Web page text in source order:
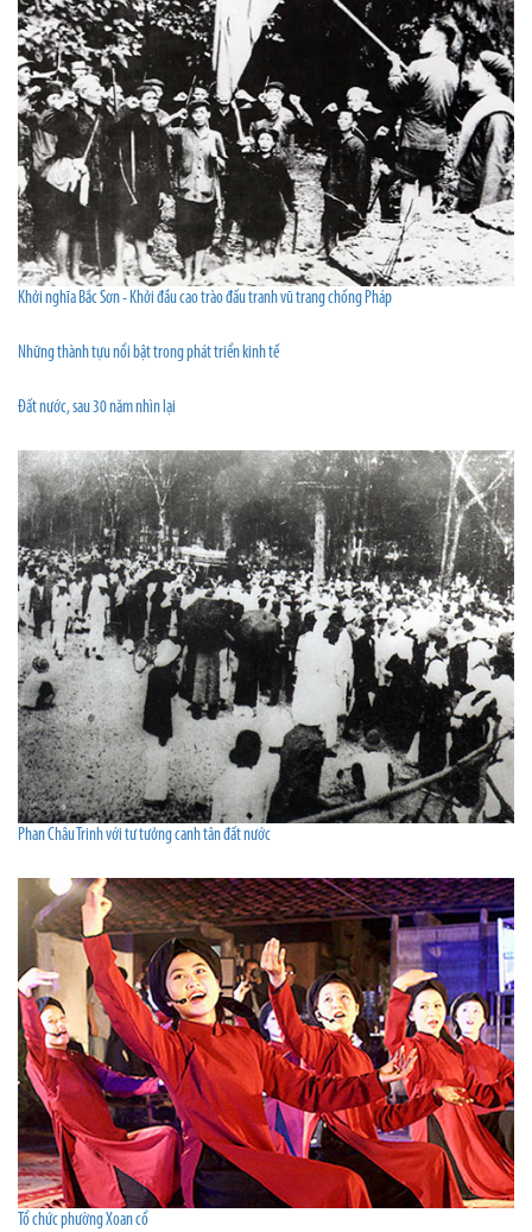
Khởi nghĩa Bắc Sơn - Khởi đầu cao trào đấu tranh vũ trang chống Pháp
Những thành tựu nổi bật trong phát triển kinh tế
Ðất nước, sau 30 năm nhìn lại
Phan Châu Trinh với tư tưởng canh tân đất nước
Tổ chức phường Xoan cổ